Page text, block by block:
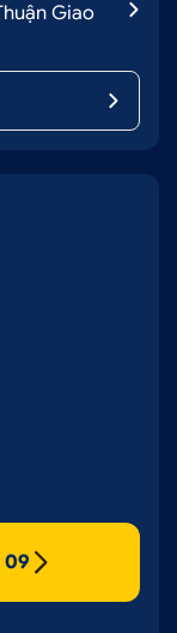
Giao
09